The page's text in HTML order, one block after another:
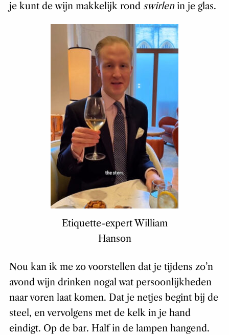
je kunt de wijn makkelijk rond swirlenin je glas.
Etiquette-expert William
Hanson
Nou kan ik me zo voorstellen dat je tijdens zo’n
avond wijn drinken nogal wat persoonlijkheden
naar voren laat komen. Dat je netjes begint bij de
steel, en vervolgens met de kelk in je hand
eindigt. Op de bar. Half in de lampen hangend.